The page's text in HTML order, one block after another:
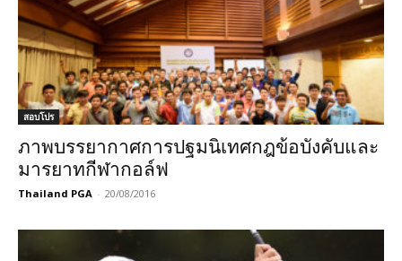
สอบโปร
ภาพบรรยากาศการปฐมนิเทศกฎข้อบังคับและ
มารยาทกีฬากอล์ฟ
Thailand PGA - 20/08/2016